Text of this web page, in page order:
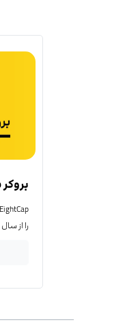
بروکر EightCap
را از سال 2009 آغاز کرده